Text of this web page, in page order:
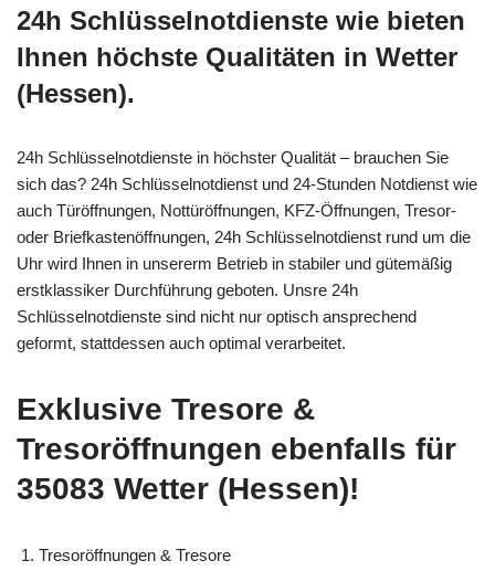
24h Schlüsselnotdienste wie bieten
Ihnen höchste Qualitäten in Wetter
(Hessen).
24h Schlüsselnotdienste in höchster Qualität – brauchen Sie
sich das? 24h Schlüsselnotdienst und 24-Stunden Notdienst wie
auch Türöffnungen, Nottüröffnungen, KFZ-Öffnungen, Tresor-
oder Briefkastenöffnungen, 24h Schlüsselnotdienst rund um die
Uhr wird Ihnen in unsererm Betrieb in stabiler und gütemäßig
erstklassiker Durchführung geboten. Unsre 24h
Schlüsselnotdienste sind nicht nur optisch ansprechend
geformt, stattdessen auch optimal verarbeitet.
Exklusive Tresore &
Tresoröffnungen ebenfalls für
35083 Wetter (Hessen)!
Tresoröffnungen & Tresore